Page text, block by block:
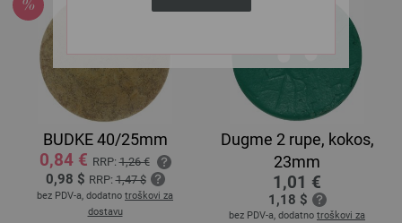
BUDKE 40/25mm
0,84 € RRP:1,26 €
0,98 $ RRP:1,47 $
bez PDV-a, dodatno troškovi za
dostavu
Dugme 2 rupe, kokos,
23mm
1,01 €
1,18 $
bez PDV-a, dodatno troškovi za